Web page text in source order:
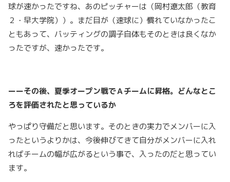
球が速かったですね、あのピッチャーは（岡村遼太郎（教育
２・早大学院））。まだ目が（速球に）慣れていなかったこ
ともあって、バッティングの調子自体もそのときは良くなか
ったですが、速かったです。
ーーその後、夏季オープン戦でＡチームに昇格。どんなとこ
ろを評価されたと思っているか
やっぱり守備だと思います。そのときの実力でメンバーに入
ったというよりかは、今後伸びてきて自分がメンバーに入れ
ればチームの幅が広がるという事で、入ったのだと思ってい
ます。